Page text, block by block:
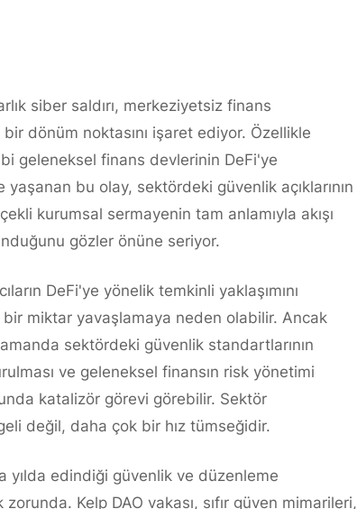
siber saldırı, merkeziyetsiz finans
dönüm noktasını işaret ediyor. Özellikle
geleneksel finans devlerinin DeFi'ye
bu olay, sektördeki güvenlik açıklarının
kurumsal sermayenin tam anlamıyla akışı
gözler önüne seriyor.
DeFi'ye yönelik temkinli yaklaşımını
miktar yavaşlamaya neden olabilir. Ancak
sektördeki güvenlik standartlarının
ve geleneksel finansın risk yönetimi
katalizör görevi görebilir. Sektör
değil, daha çok bir hız tümseğidir.
yılda edindiği güvenlik ve düzenleme
Kelp DAO vakası, sıfır güven mimarileri,